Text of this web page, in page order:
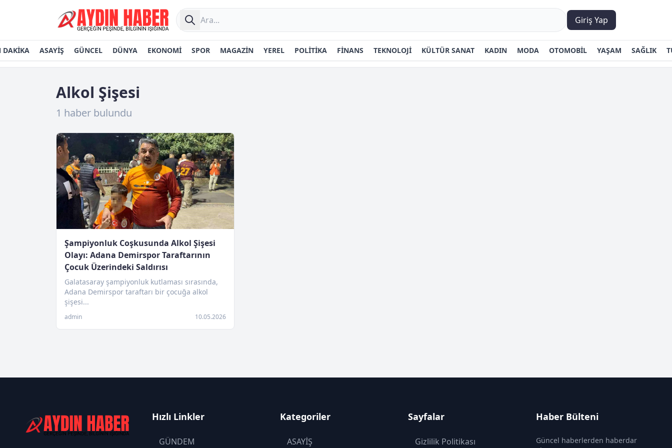
Giriş Yap
DAKİKA ASAYİŞ GÜNCEL DÜNYA EKONOMİ SPOR MAGAZİN YEREL POLİTİKA FİNANS TEKNOLOJİ KÜLTÜR SANAT KADIN MODA OTOMOBİL YAŞAM SAĞLIK
Alkol Şişesi
1 haber bulundu
Şampiyonluk Coşkusunda Alkol Şişesi
Olayı: Adana Demirspor Taraftarının
Çocuk Üzerindeki Saldırısı
Galatasaray şampiyonluk kutlaması sırasında,
Adana Demirspor taraftarı bir çocuğa alkol
şişesi...
admin 10.05.2026
Hızlı Linkler
GÜNDEM
Kategoriler
ASAYİŞ
Sayfalar
Gizlilik Politikası
Haber Bülteni
Güncel haberlerden haberdar